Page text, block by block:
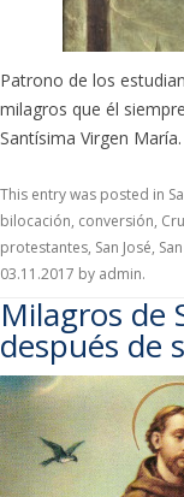
Patrono de los
milagros que él
Santísima Virgen María.
This entry was posted in
bilocación, conversión,
protestantes, San José,
03.11.2017 by admin.
Milagros de
después de